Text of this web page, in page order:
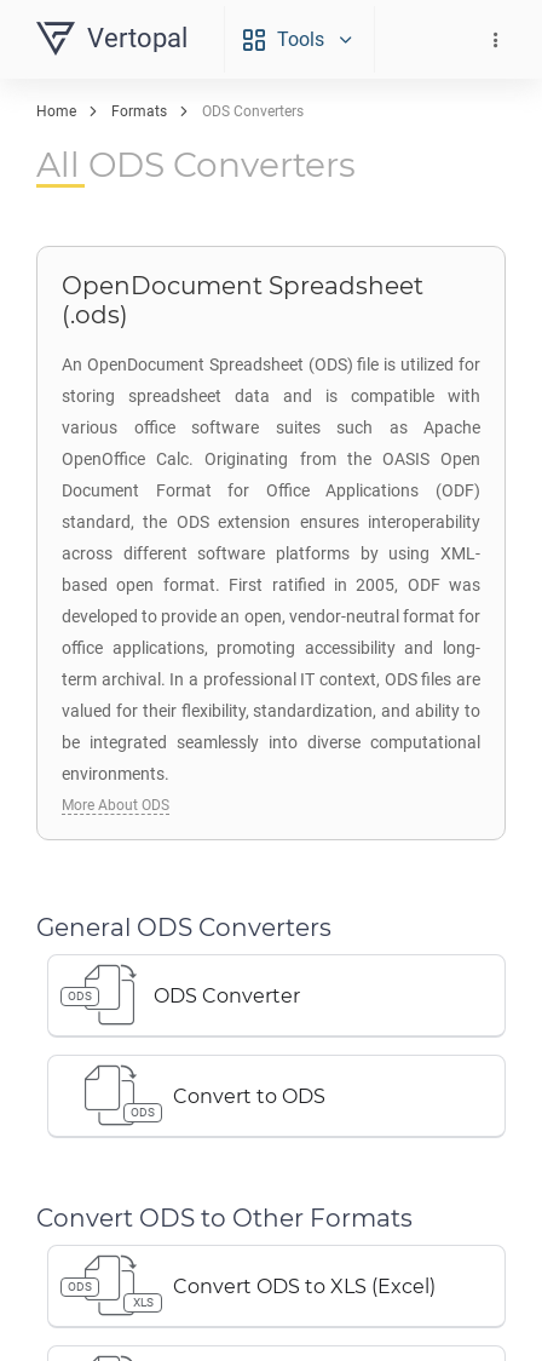
Vertopal Tools
Home Formats ODS Converters
All ODS Converters
OpenDocument Spreadsheet
(.ods)
An OpenDocument Spreadsheet (ODS) file is utilized for
storing spreadsheet data and is compatible with
various office software suites such as Apache
OpenOffice Calc. Originating from the OASIS Open
Document Format for Office Applications (ODF)
standard, the ODS extension ensures interoperability
across different software platforms by using XML-
based open format. First ratified in 2005, ODF was
developed to provide an open, vendor-neutral format for
office applications, promoting accessibility and long-
term archival. In a professional IT context, ODS files are
valued for their flexibility, standardization, and ability to
be integrated seamlessly into diverse computational
environments.
More About ODS
General ODS Converters
ODS ODS Converter
ODS
Convert to ODS
Convert ODS to Other Formats
ODS
XLS
Convert ODS to XLS (Excel)